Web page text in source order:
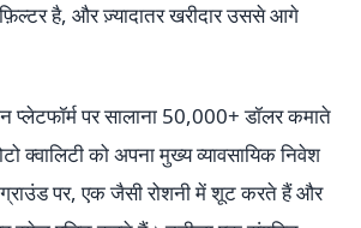
फ़िल्टर है, और ज़्यादातर खरीदार उससे आगे
प्लेटफॉर्म पर सालाना 50,000+ डॉलर कमाते
क्वालिटी को अपना मुख्य व्यावसायिक निवेश
पर, एक जैसी रोशनी में शूट करते हैं और